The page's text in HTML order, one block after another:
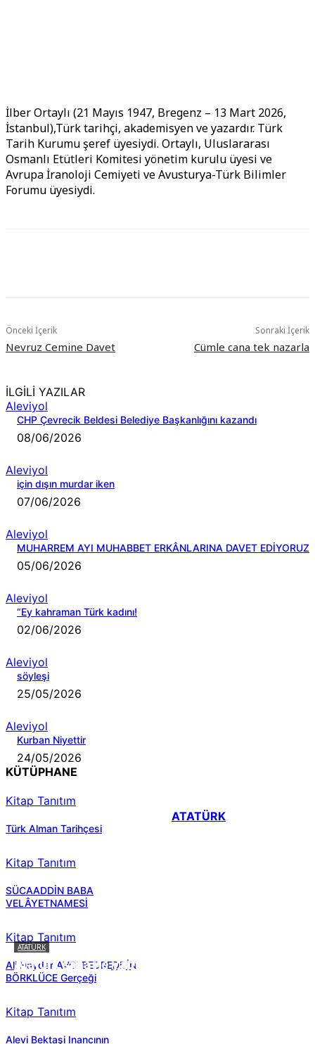
İlber Ortaylı (21 Mayıs 1947, Bregenz – 13 Mart 2026,
İstanbul),Türk tarihçi, akademisyen ve yazardır. Türk
Tarih Kurumu şeref üyesiydi. Ortaylı, Uluslararası
Osmanlı Etütleri Komitesi yönetim kurulu üyesi ve
Avrupa İranoloji Cemiyeti ve Avusturya-Türk Bilimler
Forumu üyesiydi.
Önceki İçerik
Nevruz Cemine Davet
Sonraki İçerik
Cümle cana tek nazarla
İLGİLİ YAZILAR
Aleviyol
CHP Çevrecik Beldesi Belediye Başkanlığını kazandı
08/06/2026
Aleviyol
için dışın murdar iken
07/06/2026
Aleviyol
MUHARREM AYI MUHABBET ERKÂNLARINA DAVET EDİYORUZ
05/06/2026
Aleviyol
“Ey kahraman Türk kadını!
02/06/2026
Aleviyol
söyleşi
25/05/2026
Aleviyol
Kurban Niyettir
24/05/2026
KÜTÜPHANE
Kitap Tanıtım
Türk Alman Tarihçesi
Kitap Tanıtım
SÜCAADDİN BABA
VELÂYETNAMESİ
Kitap Tanıtım
Ali Haydar AVCI BEDREDDİN
BÖRKLÜCE Gerçeği
Kitap Tanıtım
Alevi Bektaşi Inancının
ATATÜRK
ATATÜRK
Atatürk sana ne yaptı?